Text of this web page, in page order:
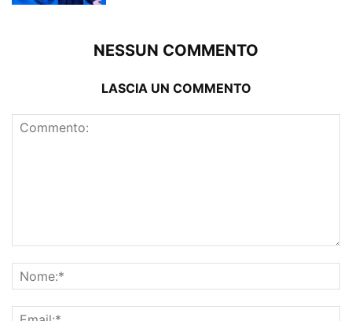
NESSUN COMMENTO
LASCIA UN COMMENTO